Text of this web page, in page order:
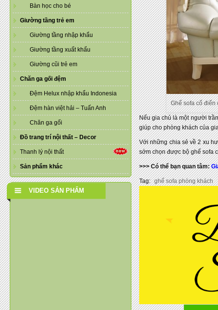
Bàn học cho bé
Giường tầng trẻ em
Giường tầng nhập khẩu
Giường tầng xuất khẩu
Giường cũi trẻ em
Chăn ga gối đệm
Đệm Helux nhập khẩu Indonesia
Đệm hàn việt hải – Tuấn Anh
Chăn ga gối
Đồ trang trí nội thất – Decor
Thanh lý nội thất
Sản phẩm khác
VIDEO SẢN PHẨM
Ghế sofa cổ điển
Nếu gia chủ là một người
giúp cho phòng khách của
Với những chia sẻ về 2 xu
sớm chọn được bộ ghế sofa
>>> Có thể bạn quan tâm:
Tag: ghế sofa phòng khách